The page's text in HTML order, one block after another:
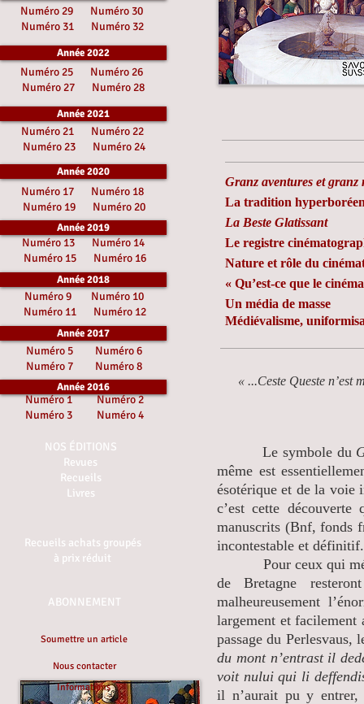
Granz aventures et granz
La tradition
La Beste Glatissant
Le registre
Nature et rôle du
« Qu’est-ce que le
Un média de masse
Médiévalisme,
« ...Ceste Queste n’est
Le symbole du
même est
ésotérique et de la voie
c’est cette
manuscrits (Bnf,
incontestable et
Pour ceux qui
de Bretagne
malheureusement
largement et facilement
passage du
du mont n’entrast il
voit nului qui li
il n’aurait pu y entrer,
Numéro 29
Numéro 30
Numéro 31
Numéro 32
Année 2022
Numéro 25
Numéro 26
Numéro 27
Numéro 28
Année 2021
Numéro 21
Numéro 22
Numéro 23
Numéro 24
Année 2020
Numéro 17 Numéro 18
Numéro 19 Numéro 20
Année 2019
Numéro 13 Numéro 14
Numéro 15 Numéro 16
Année 2018
Numéro 9 Numéro 10
Numéro 11 Numéro 12
Année 2017
Numéro 5 Numéro 6
Numéro 7 Numéro 8
Année 2016
Numéro 1Numéro 2
Numéro 3 Numéro 4
NOS ÉDITIONS
Revues
Recueils
Livres
Recueils achats groupés
à prix réduit
ABONNEMENT
Soumettre un article
Nous contacter
Informations